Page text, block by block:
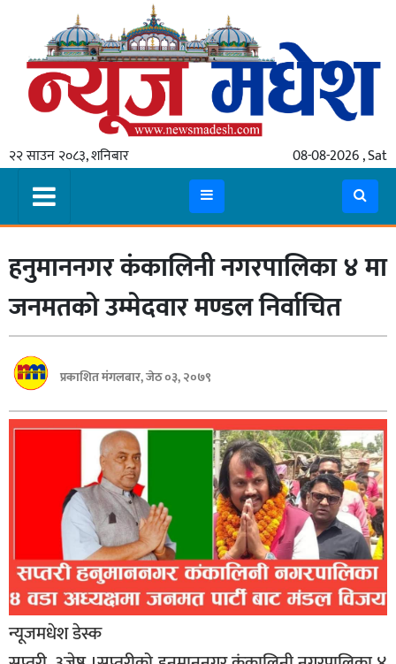
२२ साउन २०८३, शनिबार 08-08-2026 , Sat
गृहपृष्ठ
स्थानीय
प्रदेश
मधेश
प्रदेश
लुम्बिनी
गण्डकी
बागमती
राजनीति
प्रमुख
समाचार
हनुमाननगर कंकालिनी नगरपालिका ४ मा
जनमतको उम्मेदवार मण्डल निर्वाचित
प्रकाशित मंगलबार, जेठ ०३, २०७९
न्यूजमधेश डेस्क